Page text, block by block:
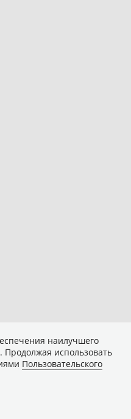
наилучшего
использовать
Пользовательского